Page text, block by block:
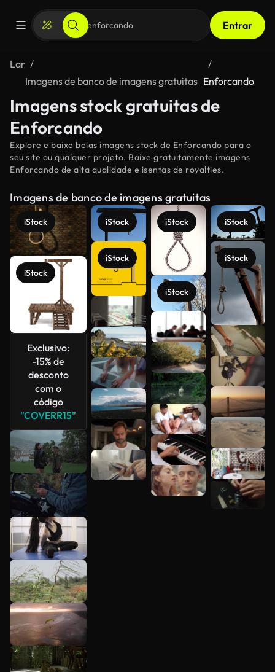
Entrar
Lar
Imagens de banco de imagens gratuitas Enforcando
Imagens stock gratuitas de
Enforcando
Explore e baixe belas imagens stock de Enforcando para o
seu site ou qualquer projeto. Baixe gratuitamente imagens
Enforcando de alta qualidade e isentas de royalties.
Imagens de banco de imagens gratuitas
iStock
iStock
Exclusivo:
-15% de
desconto
com o
código
"COVERR15"
iStock
iStock
iStock
iStock
iStock
iStock
Veja mais